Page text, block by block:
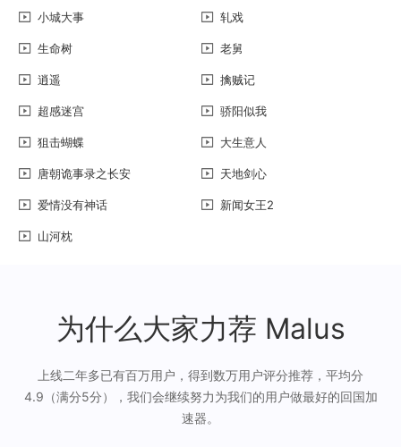
小城大事 轧戏
生命树 老舅
逍遥 擒贼记
超感迷宫 骄阳似我
狙击蝴蝶 大生意人
唐朝诡事录之长安 天地剑心
爱情没有神话 新闻女王2
山河枕
为什么大家力荐 Malus
上线二年多已有百万用户，得到数万用户评分推荐，平均分
4.9（满分5分），我们会继续努力为我们的用户做最好的回国加
速器。